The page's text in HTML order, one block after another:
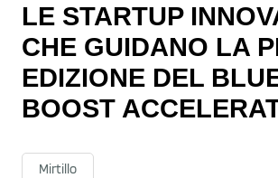
LE STARTUP
CHE GUIDANO LA
EDIZIONE DEL
BOOST
Mirtillo